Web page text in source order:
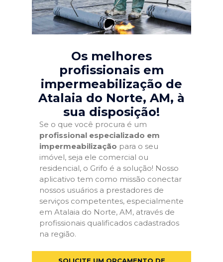
Os melhores
profissionais em
impermeabilização de
Atalaia do Norte, AM, à
sua disposição!
Se o que você procura é um
profissional especializado em
impermeabilização para o seu
imóvel, seja ele comercial ou
residencial, o Grifo é a solução! Nosso
aplicativo tem como missão conectar
nossos usuários a prestadores de
serviços competentes, especialmente
em Atalaia do Norte, AM, através de
profissionais qualificados cadastrados
na região.
SOLICITE UM ORÇAMENTO DE